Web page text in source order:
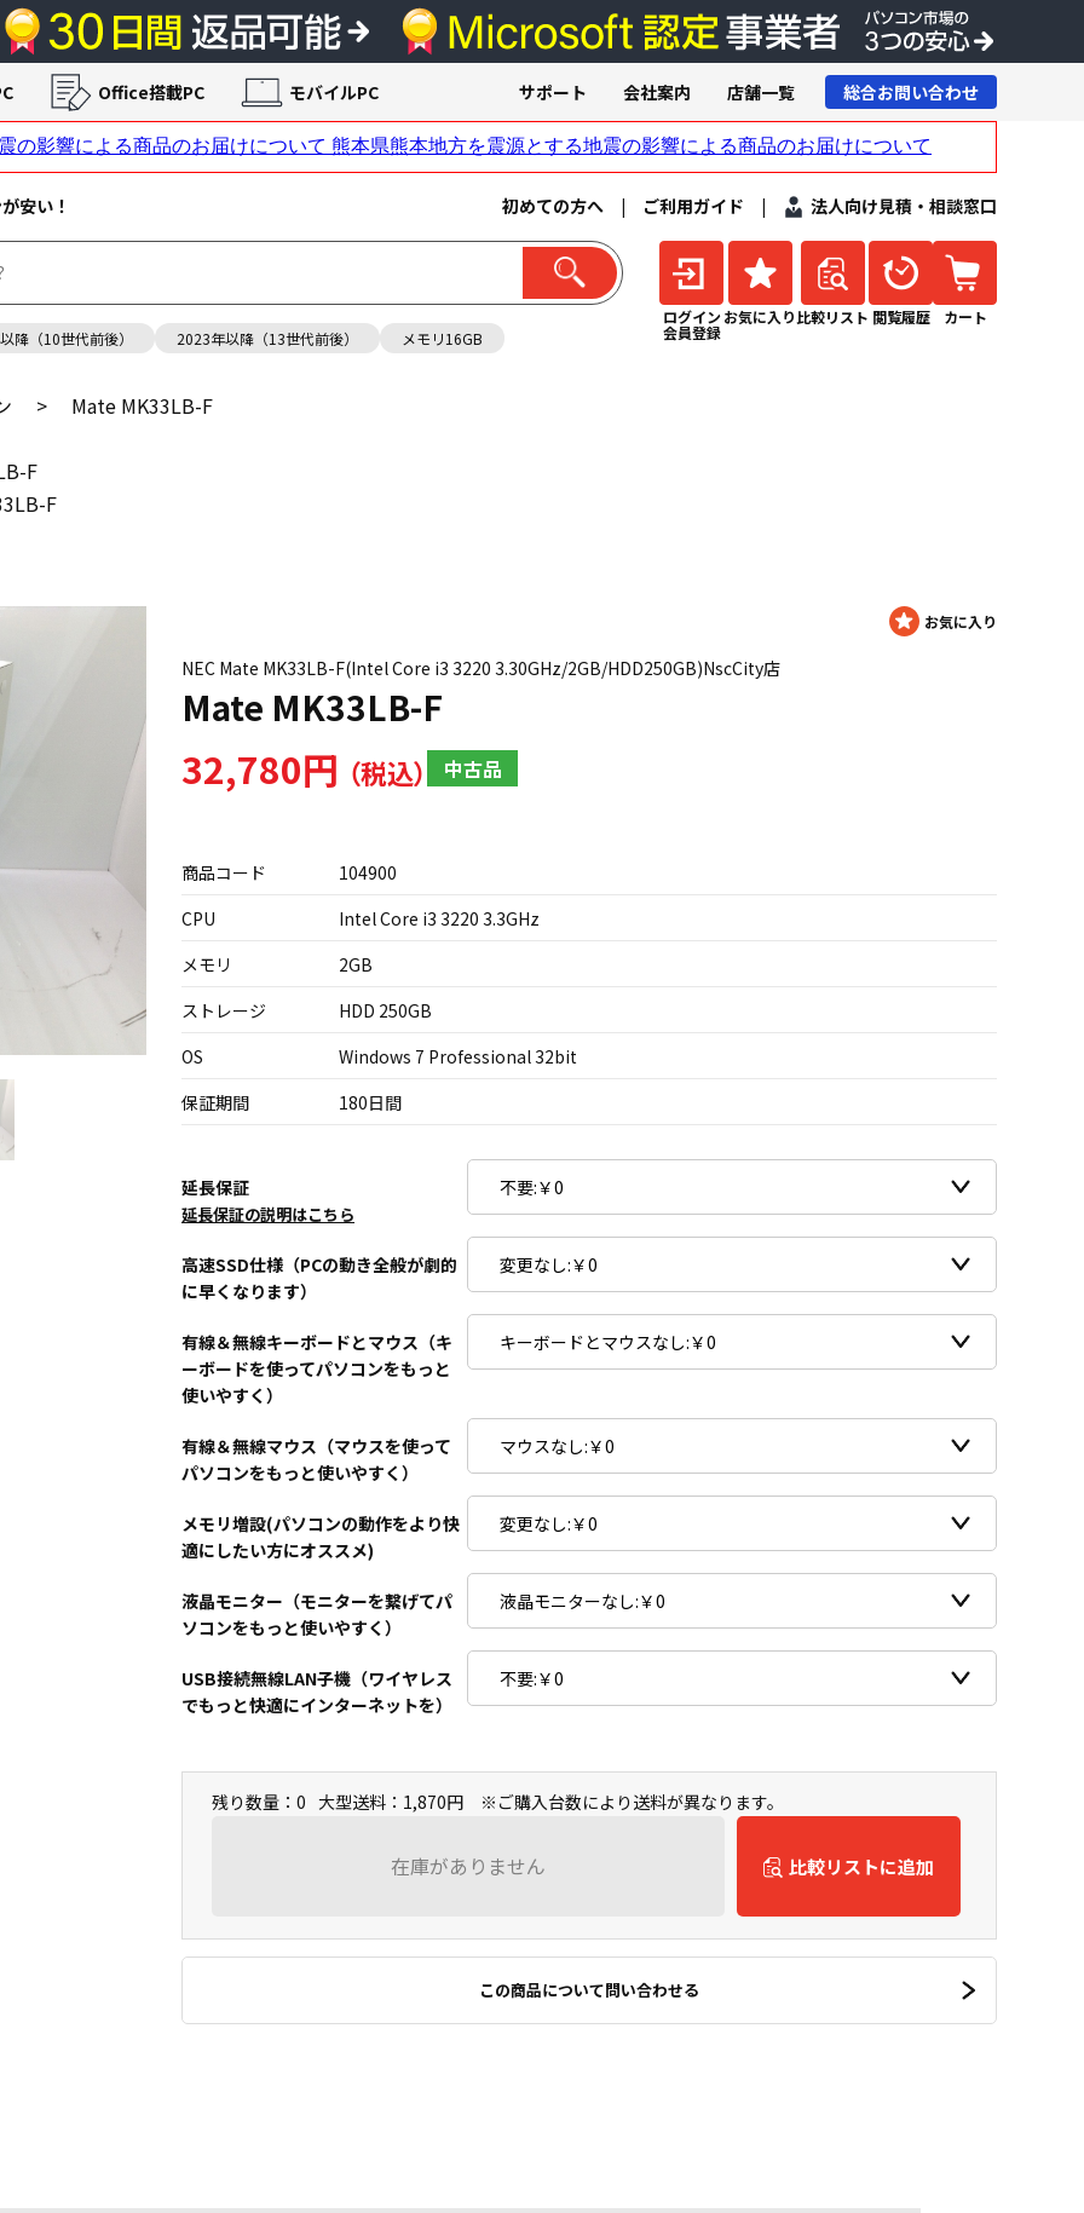
安い！ 初めての方へ | ご利用ガイド | 法人向け見積・相談窓口
降（10世代前後） 2023年以降（13世代前後） メモリ16GB
ログイン
会員登録
お気に入り 比較リスト 閲覧履歴 カート
Office搭載PC モバイルPC サポート 会社案内 店舗一覧 総合お問い合わせ
>
Mate MK33LB-F
F
F
NEC Mate MK33LB-F(Intel Core i3 3220 3.30GHz/2GB/HDD250GB)NscCity店
Mate MK33LB-F
32,780円 中古品
商品コード
104900
CPU
Intel Core i3 3220 3.3GHz
メモリ
2GB
ストレージ
HDD 250GB
OS
Windows 7 Professional 32bit
保証期間
180日間
延長保証
延長保証の説明はこちら
高速SSD仕様（PCの動き全般が劇的
に早くなります）
有線＆無線キーボードとマウス（キ
ーボードを使ってパソコンをもっと
使いやすく）
有線＆無線マウス（マウスを使って
パソコンをもっと使いやすく）
メモリ増設(パソコンの動作をより快
適にしたい方にオススメ)
液晶モニター（モニターを繋げてパ
ソコンをもっと使いやすく）
USB接続無線LAN子機（ワイヤレス
でもっと快適にインターネットを）
残り数量：0 大型送料：1,870円 ※ご購入台数により送料が異なります。
在庫がありません 比較リストに追加
この商品について問い合わせる